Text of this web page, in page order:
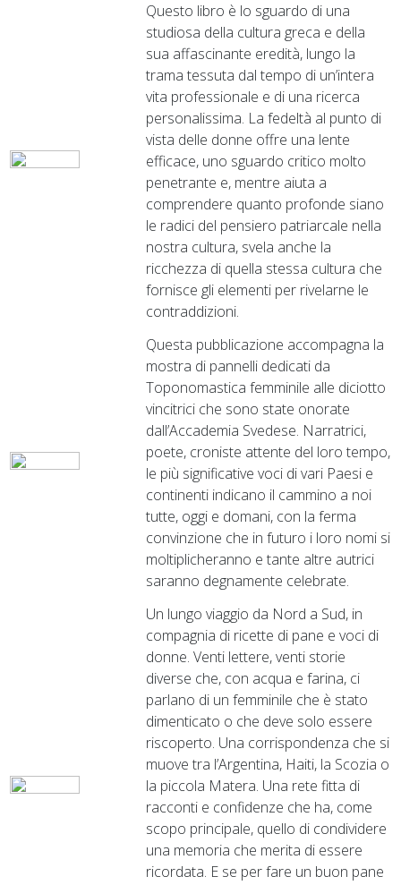
Questo libro è lo sguardo di una
studiosa della cultura greca e della
sua affascinante eredità, lungo la
trama tessuta dal tempo di un’intera
vita professionale e di una ricerca
personalissima. La fedeltà al punto di
vista delle donne offre una lente
efficace, uno sguardo critico molto
penetrante e, mentre aiuta a
comprendere quanto profonde siano
le radici del pensiero patriarcale nella
nostra cultura, svela anche la
ricchezza di quella stessa cultura che
fornisce gli elementi per rivelarne le
contraddizioni.
Questa pubblicazione accompagna la
mostra di pannelli dedicati da
Toponomastica femminile alle diciotto
vincitrici che sono state onorate
dall’Accademia Svedese. Narratrici,
poete, croniste attente del loro tempo,
le più significative voci di vari Paesi e
continenti indicano il cammino a noi
tutte, oggi e domani, con la ferma
convinzione che in futuro i loro nomi si
moltiplicheranno e tante altre autrici
saranno degnamente celebrate.
Un lungo viaggio da Nord a Sud, in
compagnia di ricette di pane e voci di
donne. Venti lettere, venti storie
diverse che, con acqua e farina, ci
parlano di un femminile che è stato
dimenticato o che deve solo essere
riscoperto. Una corrispondenza che si
muove tra l’Argentina, Haiti, la Scozia o
la piccola Matera. Una rete fitta di
racconti e confidenze che ha, come
scopo principale, quello di condividere
una memoria che merita di essere
ricordata. E se per fare un buon pane